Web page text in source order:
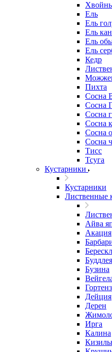
Ель
Ель
Ель
Ель
Ель
Кедр
Пихта
Сосна
Сосна
Сосна
Сосна
Сосна
Сосна
Тисс
Тсуга
Кустарники
Кустарники
Лиственные
Айва
Акация
Бузина
Дейция
Дерен
Ирга
Калина